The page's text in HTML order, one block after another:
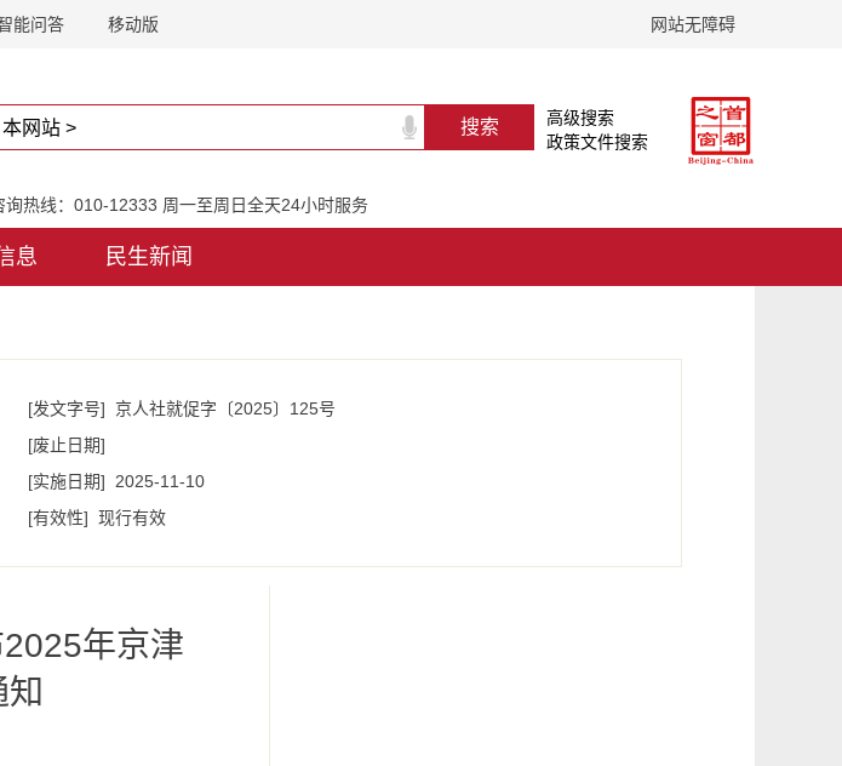
能问答 移动版 网站无障碍
高级搜索
政策文件搜索
询热线：010-12333 周一至周日全天24小时服务
息 民生新闻
[发文字号]
京人社就促字〔2025〕125号
[废止日期]
[实施日期]
2025-11-10
[有效性] 现行有效
年京津